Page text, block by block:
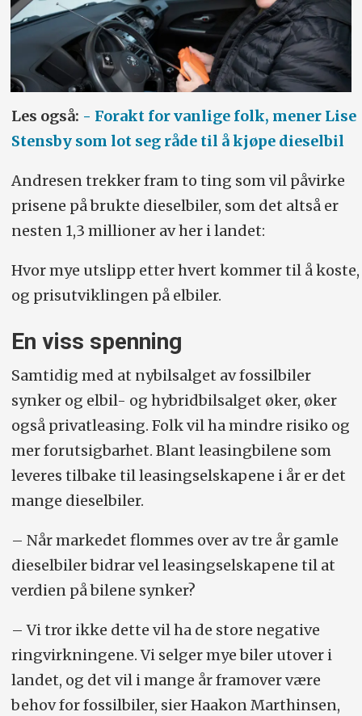
Les også: - Forakt for vanlige folk, mener Lise
Stensby som lot seg råde til å kjøpe dieselbil
Andresen trekker fram to ting som vil påvirke
prisene på brukte dieselbiler, som det altså er
nesten 1,3 millioner av her i landet:
Hvor mye utslipp etter hvert kommer til å koste,
og prisutviklingen på elbiler.
En viss spenning
Samtidig med at nybilsalget av fossilbiler
synker og elbil- og hybridbilsalget øker, øker
også privatleasing. Folk vil ha mindre risiko og
mer forutsigbarhet. Blant leasingbilene som
leveres tilbake til leasingselskapene i år er det
mange dieselbiler.
– Når markedet flommes over av tre år gamle
dieselbiler bidrar vel leasingselskapene til at
verdien på bilene synker?
– Vi tror ikke dette vil ha de store negative
ringvirkningene. Vi selger mye biler utover i
landet, og det vil i mange år framover være
behov for fossilbiler, sier Haakon Marthinsen,